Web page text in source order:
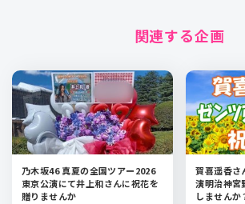
関連する企画
乃木坂46 真夏の全国ツアー2026
東京公演にて井上和さんに祝花を
贈りませんか
賀喜遥香さ
演明治神宮
しませんか